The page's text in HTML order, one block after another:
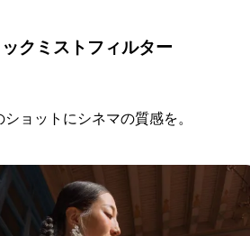
クミストフィルター
ショットにシネマの質感を。